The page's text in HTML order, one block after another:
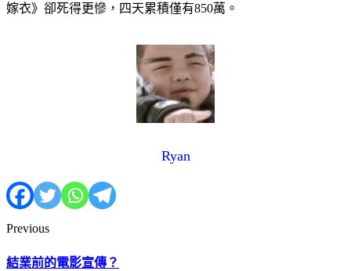
嫁衣》卻死得更慘，四天累積僅有850萬。
Ryan
Previous
結業前的電影宣傳？